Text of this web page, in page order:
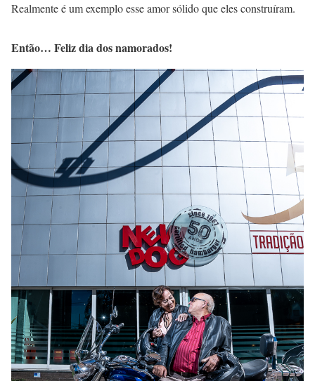
Realmente é um exemplo esse amor sólido que eles construíram.
Então… Feliz dia dos namorados!